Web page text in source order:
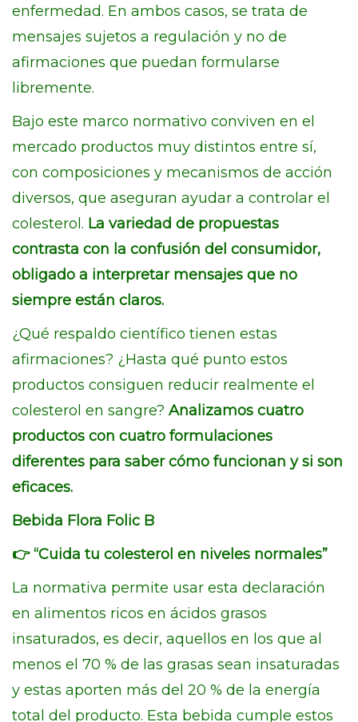
enfermedad. En ambos casos, se trata de
mensajes sujetos a regulación y no de
afirmaciones que puedan formularse
libremente.
Bajo este marco normativo conviven en el
mercado productos muy distintos entre sí,
con composiciones y mecanismos de acción
diversos, que aseguran ayudar a controlar el
colesterol. La variedad de propuestas
contrasta con la confusión del consumidor,
obligado a interpretar mensajes que no
siempre están claros.
¿Qué respaldo científico tienen estas
afirmaciones? ¿Hasta qué punto estos
productos consiguen reducir realmente el
colesterol en sangre? Analizamos cuatro
productos con cuatro formulaciones
diferentes para saber cómo funcionan y si son
eficaces.
Bebida Flora Folic B
👉 “Cuida tu colesterol en niveles normales”
La normativa permite usar esta declaración
en alimentos ricos en ácidos grasos
insaturados, es decir, aquellos en los que al
menos el 70 % de las grasas sean insaturadas
y estas aporten más del 20 % de la energía
total del producto. Esta bebida cumple estos